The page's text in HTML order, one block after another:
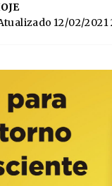
12/02/2021